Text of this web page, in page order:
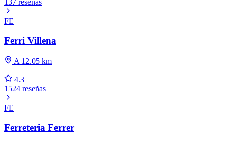
FE
Ferri Villena
A 12.05 km
4.3
1524 reseñas
FE
Ferreteria Ferrer